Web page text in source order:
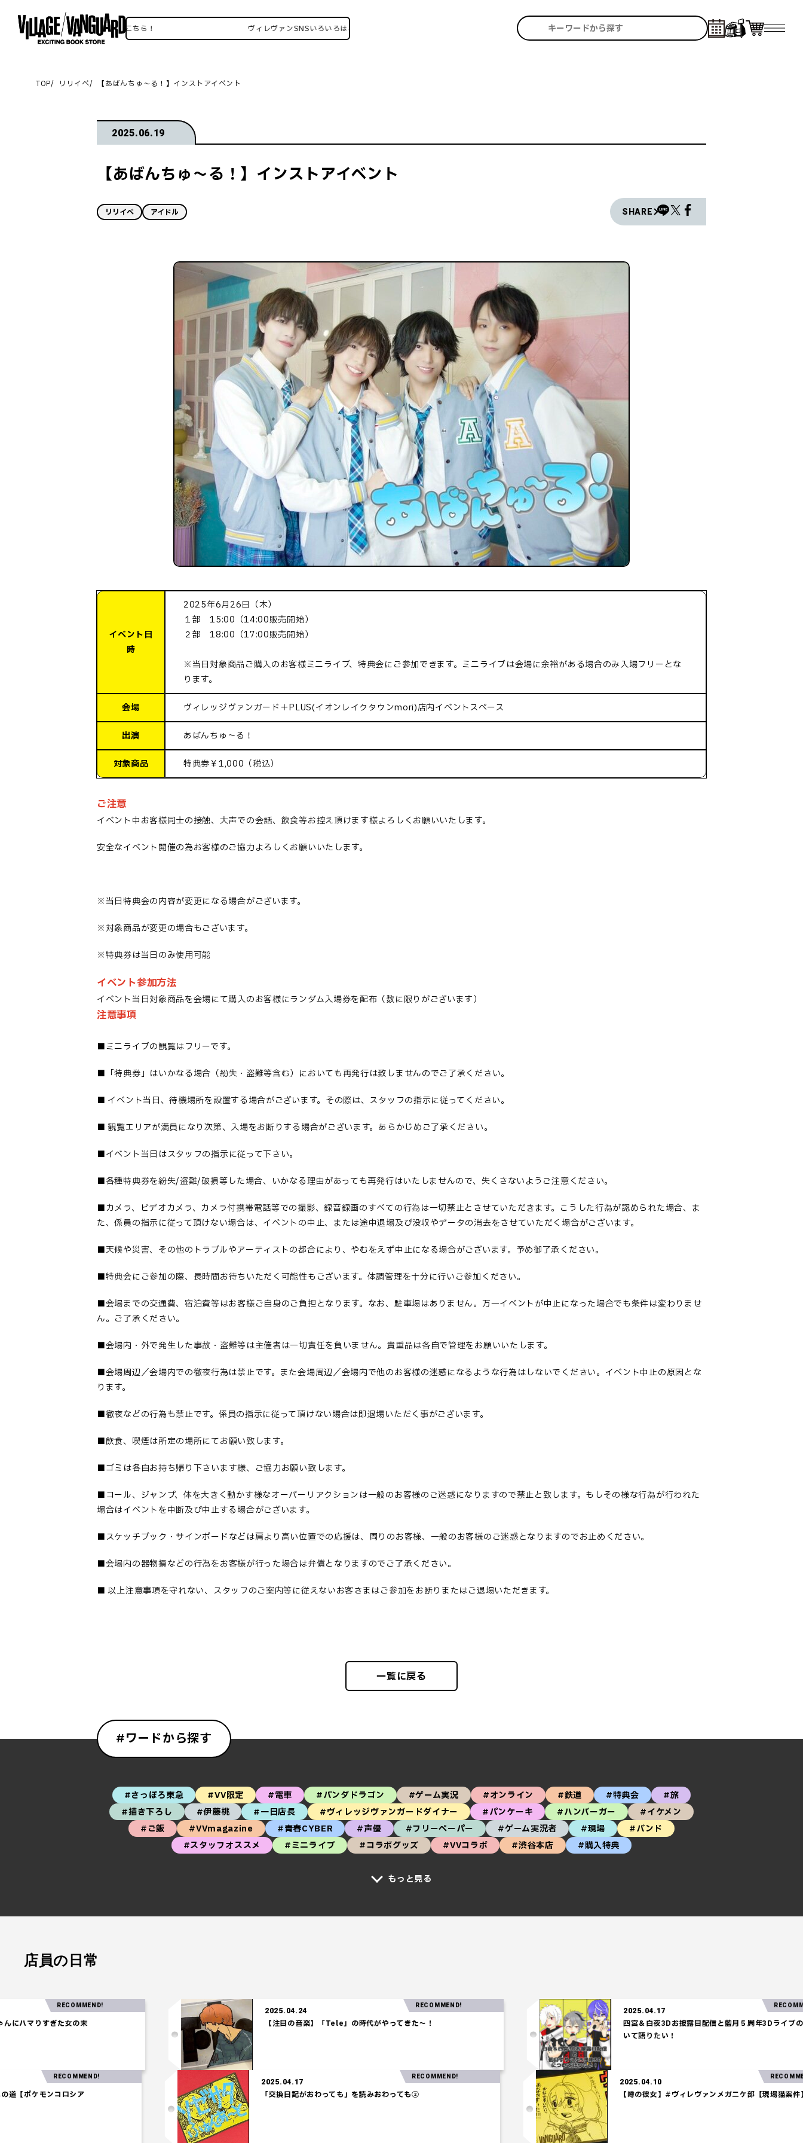
ヴィレヴァンSNSいろいろはこちら！ ヴィレヴァンSNSいろいろはこちら！
TOP リリイベ 【あばんちゅ～る！】インストアイベント
2025.06.19
【あばんちゅ～る！】インストアイベント
リリイベ アイドル SHARE
イベント日
時
2025年6月26日（木）
１部 15:00（14:00販売開始）
２部 18:00（17:00販売開始）
※当日対象商品ご購入のお客様ミニライブ、特典会にご参加できます。ミニライブは会場に余裕がある場合のみ入場フリーとな
ります。
会場 ヴィレッジヴァンガード＋PLUS(イオンレイクタウンmori)店内イベントスペース
出演 あばんちゅ～る！
対象商品 特典券￥1,000（税込）
ご注意
イベント中お客様同士の接触、大声での会話、飲食等お控え頂けます様よろしくお願いいたします。
安全なイベント開催の為お客様のご協力よろしくお願いいたします。
※当日特典会の内容が変更になる場合がございます。
※対象商品が変更の場合もございます。
※特典券は当日のみ使用可能
イベント参加方法
イベント当日対象商品を会場にて購入のお客様にランダム入場券を配布（数に限りがございます）
注意事項
■ミニライブの観覧はフリーです。
■「特典券」はいかなる場合（紛失・盗難等含む）においても再発行は致しませんのでご了承ください。
■ イベント当日、待機場所を設置する場合がございます。その際は、スタッフの指示に従ってください。
■ 観覧エリアが満員になり次第、入場をお断りする場合がございます。あらかじめご了承ください。
■イベント当日はスタッフの指示に従って下さい。
■各種特典券を紛失/盗難/破損等した場合、いかなる理由があっても再発行はいたしませんので、失くさないようご注意ください。
■カメラ、ビデオカメラ、カメラ付携帯電話等での撮影、録音録画のすべての行為は一切禁止とさせていただきます。こうした行為が認められた場合、ま
た、係員の指示に従って頂けない場合は、イベントの中止、または途中退場及び没収やデータの消去をさせていただく場合がございます。
■天候や災害、その他のトラブルやアーティストの都合により、やむをえず中止になる場合がございます。予め御了承ください。
■特典会にご参加の際、長時間お待ちいただく可能性もございます。体調管理を十分に行いご参加ください。
■会場までの交通費、宿泊費等はお客様ご自身のご負担となります。なお、駐車場はありません。万一イベントが中止になった場合でも条件は変わりませ
ん。ご了承ください。
■会場内・外で発生した事故・盗難等は主催者は一切責任を負いません。貴重品は各自で管理をお願いいたします。
■会場周辺／会場内での徹夜行為は禁止です。また会場周辺／会場内で他のお客様の迷惑になるような行為はしないでください。イベント中止の原因とな
ります。
■徹夜などの行為も禁止です。係員の指示に従って頂けない場合は即退場いただく事がございます。
■飲食、喫煙は所定の場所にてお願い致します。
■ゴミは各自お持ち帰り下さいます様、ご協力お願い致します。
■コール、ジャンプ、体を大きく動かす様なオーバーリアクションは一般のお客様のご迷惑になりますので禁止と致します。もしその様な行為が行われた
場合はイベントを中断及び中止する場合がございます。
■スケッチブック・サインボードなどは肩より高い位置での応援は、周りのお客様、一般のお客様のご迷惑となりますのでお止めください。
■会場内の器物損などの行為をお客様が行った場合は弁償となりますのでご了承ください。
■ 以上注意事項を守れない、スタッフのご案内等に従えないお客さまはご参加をお断りまたはご退場いただきます。
一覧に戻る
#ワードから探す
#さっぽろ東急 #VV限定 #電車 #パンダドラゴン #ゲーム実況 #オンライン #鉄道 #特典会
#旅
#描き下ろし
#伊藤桃 #一日店長 #ヴィレッジヴァンガードダイナー #パンケーキ #ハンバーガー
#イケメン
#ご飯
#VVmagazine #青春CYBER #声優 #フリーペーパー #ゲーム実況者 #現場
#バンド
#スタッフオススメ
#ミニライブ #コラボグッズ #VVコラボ #渋谷本店 #購入特典
もっと見る
店員の日常
ぎた女の末
RECOMMEND!
2025.04.24
【注目の音楽】「Tele」の時代がやってきた～！
RECOMMEND!
2025.04.17
四宮＆白夜3Dお披露目配信と藍月５周年3Dライブのつ
いて語りたい！
RECOMMEND!
ウ獲得への道【ポケモンコロシア
RECOMMEND!
2025.04.17
「交換日記がおわっても」を読みおわっても②
RECOMMEND!
2025.04.10
【噂の彼女】#ヴィレヴァンメガニケ部